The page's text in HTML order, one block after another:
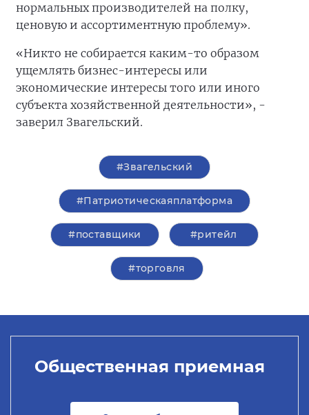
нормальных производителей на полку,
ценовую и ассортиментную проблему».
«Никто не собирается каким-то образом
ущемлять бизнес-интересы или
экономические интересы того или иного
субъекта хозяйственной деятельности», -
заверил Звагельский.
#Звагельский
#Патриотическаяплатформа
#поставщики #ритейл
#торговля
Общественная приемная